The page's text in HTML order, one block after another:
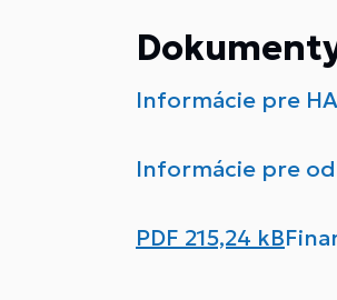
Informácie pre
Informácie pre
PDF 215,24 kB